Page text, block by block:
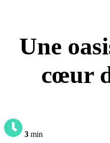
Une
cœur
3 min